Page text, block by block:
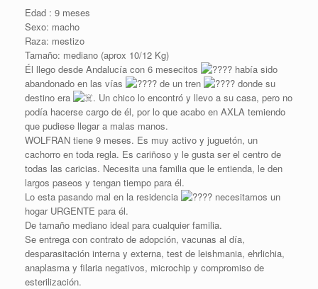
Edad : 9 meses
Sexo: macho
Raza: mestizo
Tamaño: mediano (aprox 10/12 Kg)
Él llego desde Andalucía con 6 mesecitos
había sido
abandonado en las vías
de un tren
donde su
destino era
. Un chico lo encontró y llevo a su casa, pero no
podía hacerse cargo de él, por lo que acabo en AXLA temiendo
que pudiese llegar a malas manos.
WOLFRAN tiene 9 meses. Es muy activo y juguetón, un
cachorro en toda regla. Es cariñoso y le gusta ser el centro de
todas las caricias. Necesita una familia que le entienda, le den
largos paseos y tengan tiempo para él.
Lo esta pasando mal en la residencia
necesitamos un
hogar URGENTE para él.
De tamaño mediano ideal para cualquier familia.
Se entrega con contrato de adopción, vacunas al día,
desparasitación interna y externa, test de leishmania, ehrlichia,
anaplasma y filaria negativos, microchip y compromiso de
esterilización.